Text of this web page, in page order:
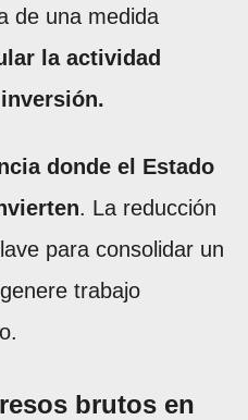
de una medida
la actividad
donde el Estado
. La reducción
para consolidar un
trabajo
brutos en